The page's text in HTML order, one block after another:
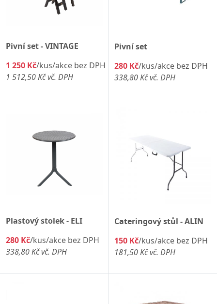
Pivní set - VINTAGE
1 250 Kč/kus/akce bez DPH
1 512,50 Kč vč. DPH
Pivní set
280 Kč/kus/akce bez DPH
338,80 Kč vč. DPH
Plastový stolek - ELI
280 Kč/kus/akce bez DPH
338,80 Kč vč. DPH
Cateringový stůl - ALIN
150 Kč/kus/akce bez DPH
181,50 Kč vč. DPH